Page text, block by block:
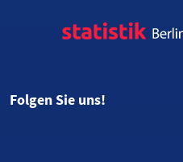
Folgen Sie uns!